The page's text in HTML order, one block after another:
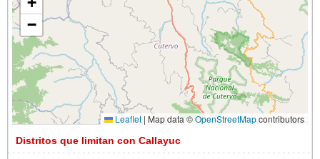
−
Leaflet | Map data ©OpenStreetMapcontributors
Distritos que limitan con Callayuc